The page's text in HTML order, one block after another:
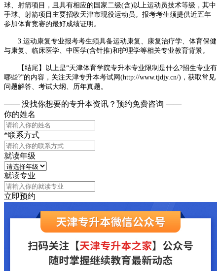
球、射箭项目，且具有相应的国家二级(含)以上运动员技术等级，其中
手球、射箭项目主要招收天津市现役运动员。报考考生须提供近五年
参加体育竞赛的最好成绩证明。
3.运动康复专业报考考生须具备运动康复、康复治疗学、体育保健
与康复、临床医学、中医学(含针推)和护理学等相关专业教育背景。
【结尾】以上是“天津体育学院专升本专业限制是什么?招生专业有
哪些?”的内容，关注天津专升本考试网(http://www.tjdjy.cn/)，获取常见
问题解答、考试大纲、历年真题。
—— 没找你想要的专升本资讯？ 预约免费咨询 ——
你的姓名
*联系方式
就读年级
就读专业
立即预约